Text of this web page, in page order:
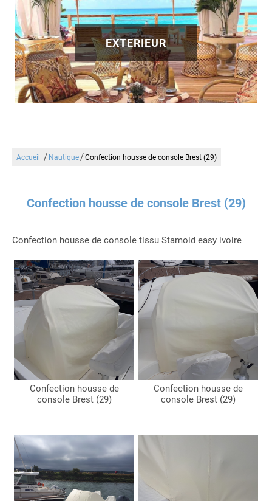
EXTERIEUR
Accueil / Nautique/Confection housse de console Brest (29)
Confection housse de console Brest (29)
Confection housse de console tissu Stamoid easy ivoire
Confection housse de
console Brest (29)
Confection housse de
console Brest (29)